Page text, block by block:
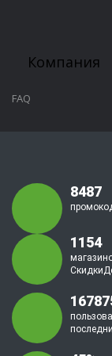
Компания
FAQ
8487
1154